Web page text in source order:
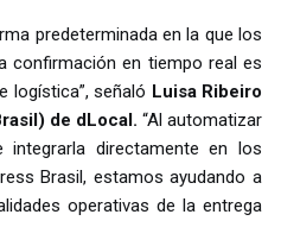
predeterminada en la que los
confirmación en tiempo real es
logística”, señaló Luisa Ribeiro
de dLocal. “Al automatizar
directamente en los
Brasil, estamos ayudando a
operativas de la entrega